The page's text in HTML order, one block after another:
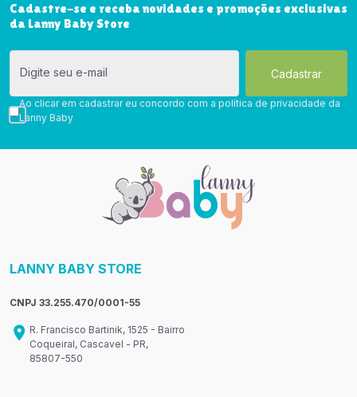
Cadastre-se e receba novidades e promoções exclusivas
da Lanny Baby Store
Digite seu e-mail
Ao clicar em cadastrar eu concordo com a política de privacidade da
Lanny Baby
LANNY BABY STORE
CNPJ 33.255.470/0001-55
R. Francisco Bartinik, 1525 - Bairro
Coqueiral, Cascavel - PR,
85807-550